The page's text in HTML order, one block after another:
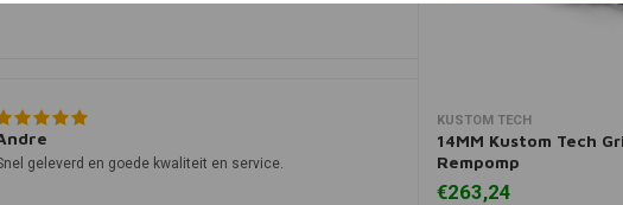
geleverd en goede kwaliteit en service.
Toevoegen aan
KUSTOM TECH
14MM Kustom Tech
Rempomp
€263,24